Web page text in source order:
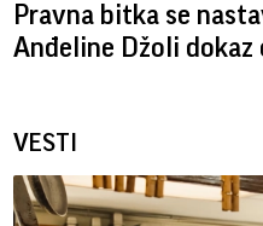
Pravna bitka se
Anđeline Džoli dokaz
VESTI